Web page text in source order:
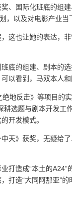
、国际化班底的组
，以及对电影产业
这也让她的表达，
底的组建、剧本的
以看到，马双本人和
地反击》等项目的
选题与剧本开发
开发模式。
天》获奖，无疑给
打造成“本土的
造“大同阿那亚”的